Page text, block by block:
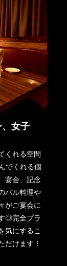
、女子
くれる空間
でくれる個
宴会、記念
バル料理や
がご宴会に
◎完全プラ
気にするこ
だけます！